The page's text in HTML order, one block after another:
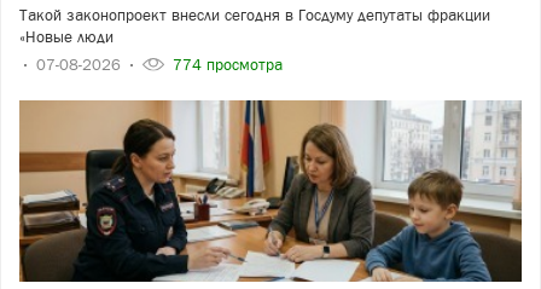
Такой законопроект внесли сегодня в Госдуму депутаты фракции
«Новые люди
07-08-2026
774 просмотра